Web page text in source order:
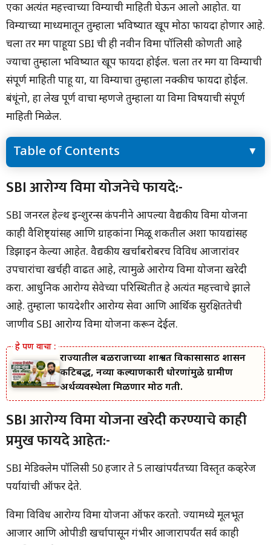
एका अत्यंत महत्त्वाच्या विम्याची माहिती घेऊन आलो आहोत. या
विम्याच्या माध्यमातून तुम्हाला भविष्यात खूप मोठा फायदा होणार आहे.
चला तर मग पाहूया SBI ची ही नवीन विमा पॉलिसी कोणती आहे
ज्याचा तुम्हाला भविष्यात खूप फायदा होईल. चला तर मग या विम्याची
संपूर्ण माहिती पाहू या, या विम्याचा तुम्हाला नक्कीच फायदा होईल.
बंधूंनो, हा लेख पूर्ण वाचा म्हणजे तुम्हाला या विमा विषयाची संपूर्ण
माहिती मिळेल.
Table of Contents
SBI आरोग्य विमा योजनेचे फायदे:-
SBI आरोग्य विमा योजना खरेदी करण्याचे काही प्रमुख फायदे आहेत:-
SBI आरोग्य विमा योजनेचे फायदे:-
SBI जनरल हेल्थ इन्शुरन्स कंपनीने आपल्या वैद्यकीय विमा योजना
काही वैशिष्ट्यांसह आणि ग्राहकांना मिळू शकतील अशा फायद्यांसह
डिझाइन केल्या आहेत. वैद्यकीय खर्चाबरोबरच विविध आजारांवर
उपचारांचा खर्चही वाढत आहे, त्यामुळे आरोग्य विमा योजना खरेदी
करा. आधुनिक आरोग्य सेवेच्या परिस्थितीत हे अत्यंत महत्त्वाचे झाले
आहे. तुम्हाला फायदेशीर आरोग्य सेवा आणि आर्थिक सुरक्षिततेची
जाणीव SBI आरोग्य विमा योजना करून देईल.
राज्यातील बळीराजाच्या शाश्वत विकासासाठी शासन
कटिबद्ध, नव्या कल्याणकारी धोरणांमुळे ग्रामीण
अर्थव्यवस्थेला मिळणार मोठी गती.
SBI आरोग्य विमा योजना खरेदी करण्याचे काही
प्रमुख फायदे आहेत:-
SBI मेडिक्लेम पॉलिसी 50 हजार ते 5 लाखांपर्यंतच्या विस्तृत कव्हरेज
पर्यायांची ऑफर देते.
विमा विविध आरोग्य विमा योजना ऑफर करतो. ज्यामध्ये मूलभूत
आजार आणि ओपीडी खर्चापासून गंभीर आजारापर्यंत सर्व काही